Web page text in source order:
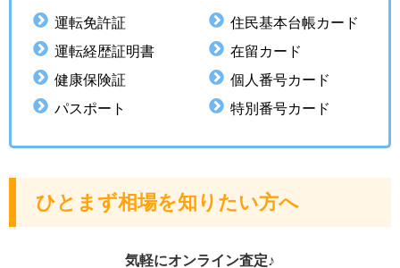
運転免許証
運転経歴証明書
健康保険証
パスポート
住民基本台帳カード
在留カード
個人番号カード
特別番号カード
ひとまず相場を知りたい方へ
気軽にオンライン査定♪